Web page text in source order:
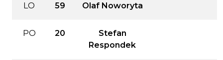
LO 59 Olaf Noworyta
PO 20
Stefan
Respondek